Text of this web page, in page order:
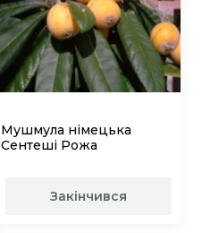
Мушмула німецька
Сентеші Рожа
Закінчився